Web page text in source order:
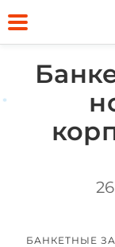
БАНКЕТНЫЕ